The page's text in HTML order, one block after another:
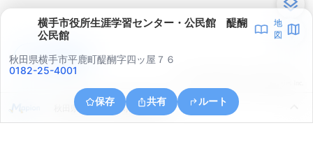
横手市役所生涯学習センター・公民館 醍醐
公民館
地
図
秋田県横手市平鹿町醍醐字四ッ屋７６
0182-25-4001
保存 共有 ルート
秋田県横手市平鹿町醍醐浅舞山
アプリで見る